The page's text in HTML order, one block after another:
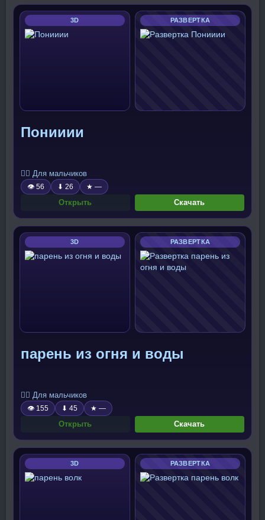
3D РАЗВЕРТКА
Понииии
🧍‍♂️ Для мальчиков
👁 56 ⬇ 26 ★ —
Открыть Скачать
3D РАЗВЕРТКА
парень из огня и воды
🧍‍♂️ Для мальчиков
👁 155 ⬇ 45 ★ —
Открыть Скачать
3D РАЗВЕРТКА